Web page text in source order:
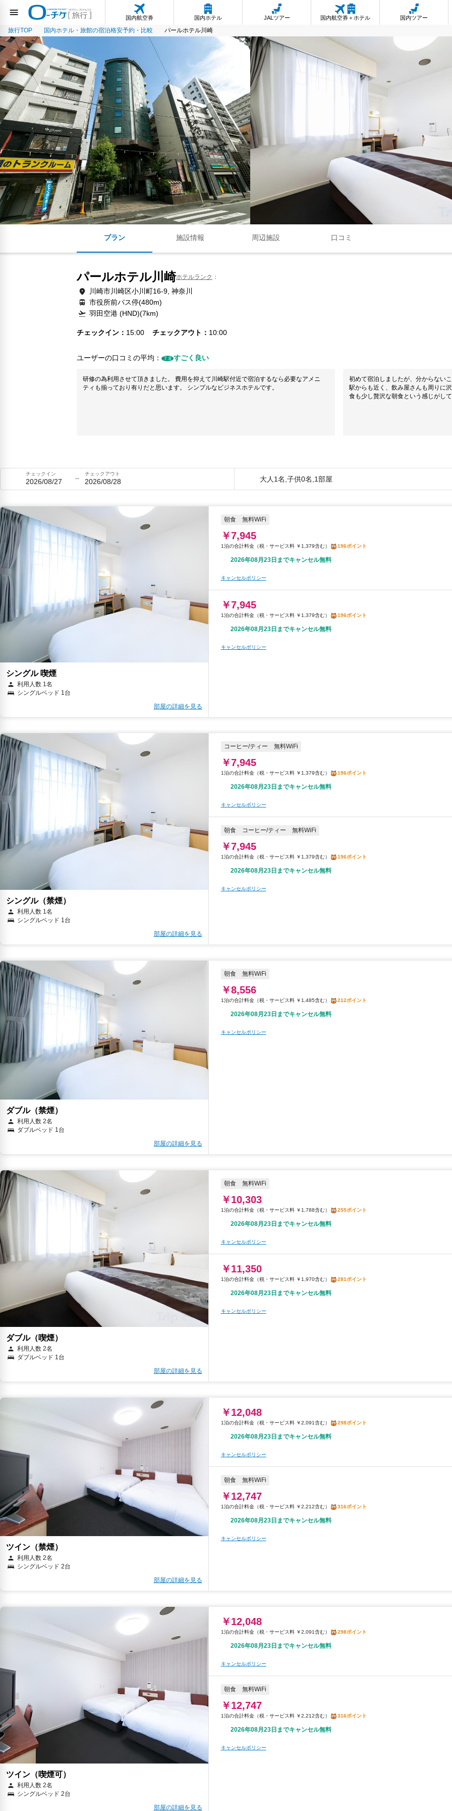
国内航空券 国内ホテル JALツアー 国内航空券＋ホテル 国内ツアー
旅行TOP 国内ホテル・旅館の宿泊格安予約・比較 パールホテル川崎
プラン 施設情報 周辺施設 口コミ
パールホテル川崎ホテルランク
川崎市川崎区小川町16-9, 神奈川
市役所前バス停(480m)
羽田空港 (HND)(7km)
チェックイン 15:00 チェックアウト 10:00
ユーザーの口コミの平均： 7.8 すごく良い
研修の為利用させて頂きました。 費用を抑えて川崎駅付近で宿泊するなら必要なアメニ
ティも揃っており有りだと思います。 シンプルなビジネスホテルです。
初めて宿泊しましたが、分からない
駅からも近く、飲み屋さんも周りに
食も少し贅沢な朝食という感じがして
チェックイン
2026/08/27
チェックアウト
2026/08/28 大人1名,子供0名,1部屋
シングル 喫煙
利用人数 1名
シングルベッド 1台
部屋の詳細を見る
朝食 無料WiFi
￥7,945
税・サービス料 ￥1,379含む 196ポイント
2026年08月23日までキャンセル無料
キャンセルポリシー
￥7,945
税・サービス料 ￥1,379含む 196ポイント
2026年08月23日までキャンセル無料
キャンセルポリシー
シングル（禁煙）
利用人数 1名
シングルベッド 1台
部屋の詳細を見る
コーヒー/ティー 無料WiFi
￥7,945
税・サービス料 ￥1,379含む 196ポイント
2026年08月23日までキャンセル無料
キャンセルポリシー
朝食 コーヒー/ティー 無料WiFi
￥7,945
税・サービス料 ￥1,379含む 196ポイント
2026年08月23日までキャンセル無料
キャンセルポリシー
ダブル（禁煙）
利用人数 2名
ダブルベッド 1台
部屋の詳細を見る
朝食 無料WiFi
￥8,556
税・サービス料 ￥1,485含む 212ポイント
2026年08月23日までキャンセル無料
キャンセルポリシー
ダブル（喫煙）
利用人数 2名
ダブルベッド 1台
部屋の詳細を見る
朝食 無料WiFi
￥10,303
税・サービス料 ￥1,788含む 255ポイント
2026年08月23日までキャンセル無料
キャンセルポリシー
￥11,350
税・サービス料 ￥1,970含む 281ポイント
2026年08月23日までキャンセル無料
キャンセルポリシー
ツイン（禁煙）
利用人数 2名
シングルベッド 2台
部屋の詳細を見る
￥12,048
税・サービス料 ￥2,091含む 298ポイント
2026年08月23日までキャンセル無料
キャンセルポリシー
朝食 無料WiFi
￥12,747
税・サービス料 ￥2,212含む 316ポイント
2026年08月23日までキャンセル無料
キャンセルポリシー
ツイン（喫煙可）
利用人数 2名
シングルベッド 2台
部屋の詳細を見る
￥12,048
税・サービス料 ￥2,091含む 298ポイント
2026年08月23日までキャンセル無料
キャンセルポリシー
朝食 無料WiFi
￥12,747
税・サービス料 ￥2,212含む 316ポイント
2026年08月23日までキャンセル無料
キャンセルポリシー